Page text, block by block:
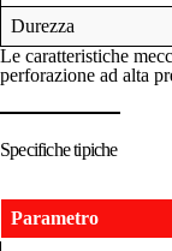
Durezza
Le caratteristiche
perforazione ad alta
Specifiche tipiche
Parametro